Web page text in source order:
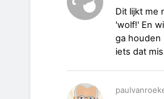
Dit lijkt me
'wolf!' En
ga houden
iets dat